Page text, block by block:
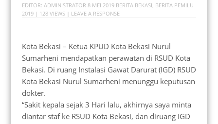
EDITOR: ADMINISTRATOR 8 MEI 2019 BERITA BEKASI BERITA PEMILU
2019| 128 VIEWS | LEAVE A RESPONSE
Kota Bekasi – Ketua KPUD Kota Bekasi Nurul
Sumarheni mendapatkan perawatan di RSUD Kota
Bekasi. Di ruang Instalasi Gawat Darurat (IGD) RSUD
Kota Bekasi Nurul Sumarheni menunggu keputusan
dokter.
“Sakit kepala sejak 3 Hari lalu, akhirnya saya minta
diantar staf ke RSUD Kota Bekasi, dan diruang IGD